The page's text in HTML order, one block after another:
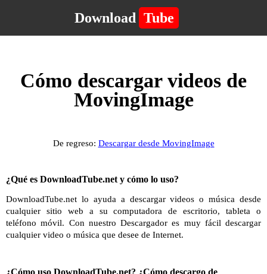
Download Tube
Cómo descargar videos de
MovingImage
De regreso: Descargar desde MovingImage
¿Qué es DownloadTube.net y cómo lo uso?
DownloadTube.net lo ayuda a descargar videos o música desde
cualquier sitio web a su computadora de escritorio, tableta o
teléfono móvil. Con nuestro Descargador es muy fácil descargar
cualquier video o música que desee de Internet.
¿Cómo uso DownloadTube.net? ¿Cómo descargo de